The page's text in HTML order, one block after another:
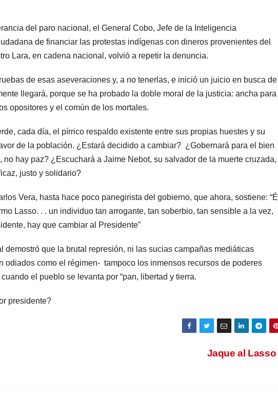
del paro nacional, el General Cobo, Jefe de la Inteligencia
de financiar las protestas indígenas con dineros provenientes del
Lara, en cadena nacional, volvió a repetir la denuncia.
de esas aseveraciones y, a no tenerlas, e inició un juicio en busca de
llegará, porque se ha probado la doble moral de la justicia: ancha para
opositores y el común de los mortales.
cada día, el pírrico respaldo existente entre sus propias huestes y su
de la población. ¿Estará decidido a cambiar? ¿Gobernará para el bien
hay paz? ¿Escuchará a Jaime Nebot, su salvador de la muerte cruzada,
justo y solidario?
Vera, hasta hace poco panegirista del gobierno, que ahora, sostiene: “Él
Lasso. . . un individuo tan arrogante, tan soberbio, tan sensible a la vez,
hay que cambiar al Presidente”
demostró que la brutal represión, ni las sucias campañas mediáticas
odiados como el régimen- tampoco los inmensos recursos de poderes
el pueblo se levanta por “pan, libertad y tierra.
presidente?
Jaque al Lasso